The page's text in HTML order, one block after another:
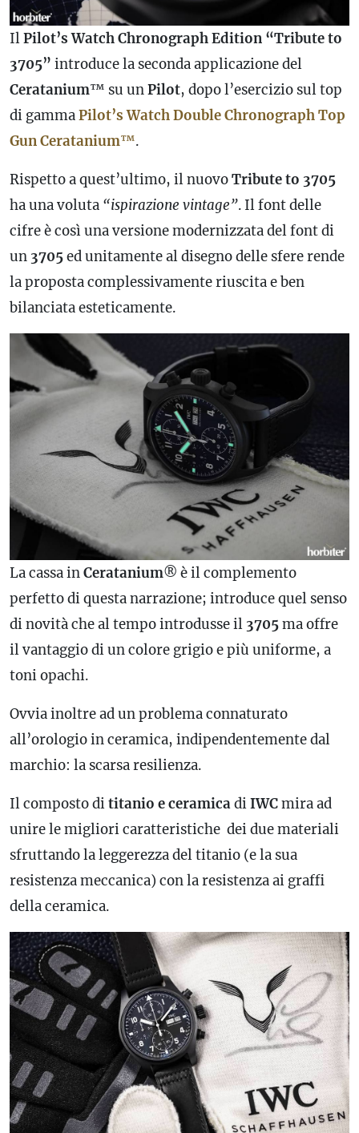
IlPilot’s Watch Chronograph Edition “Tribute to
3705” introduce la seconda applicazione del
Ceratanium™ su unPilot, dopo l’esercizio sul top
di gammaPilot’s Watch Double Chronograph Top
Gun Ceratanium™.
Rispetto a quest’ultimo, il nuovoTribute to 3705
ha una voluta “ispirazione vintage”. Il font delle
cifre è così una versione modernizzata del font di
un 3705ed unitamente al disegno delle sfere rende
la proposta complessivamente riuscita e ben
bilanciata esteticamente.
La cassa inCeratanium® è il complemento
perfetto di questa narrazione; introduce quel senso
di novità che al tempo introdusse il 3705ma offre
il vantaggio di un colore grigio e più uniforme, a
toni opachi.
Ovvia inoltre ad un problema connaturato
all’orologio inceramica, indipendentemente dal
marchio: la scarsa resilienza.
Il composto dititanio eceramicadiIWCmira ad
unire le migliori caratteristiche dei due materiali
sfruttando la leggerezza del titanio (e la sua
resistenza meccanica) con la resistenza ai graffi
dellaceramica.